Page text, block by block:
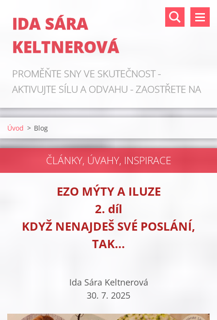
IDA SÁRA
KELTNEROVÁ
PROMĚŇTE SNY VE SKUTEČNOST -
AKTIVUJTE SÍLU A ODVAHU - ZAOSTŘETE NA
ZDROJE!
Úvod > Blog
ČLÁNKY, ÚVAHY, INSPIRACE
EZO MÝTY A ILUZE
2. díl
KDYŽ NENAJDEŠ SVÉ POSLÁNÍ,
TAK...
Ida Sára Keltnerová
30. 7. 2025